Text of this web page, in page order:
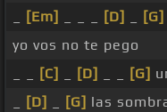
[Em] [D] [G]
yo vos no te pego
[C] [D] [G]
[D] [G] las